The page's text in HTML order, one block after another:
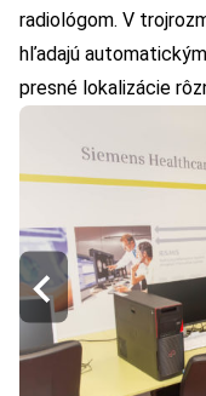
radiológom. V
hľadajú
presné lokalizácie